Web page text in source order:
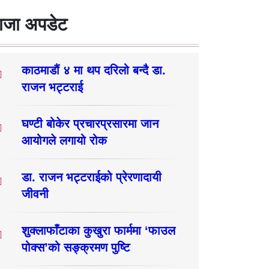
अपडेट
काठमाडौं ४ मा थप दरिलो बन्दै डा.
राजन भट्टराई
घण्टी बोकेर प्रचारप्रसारमा जान
आयोगले लगायो रोक
डा. राजन भट्टराईको प्रेरणादायी
जीवनी
शुक्लाफाँटाका कुखुरा फार्ममा ‘फाउल
पोक्स’को सङ्क्रमण पुष्टि